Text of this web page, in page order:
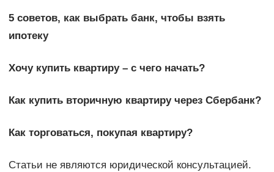
5 советов, как выбрать банк, чтобы взять
ипотеку
Хочу купить квартиру – с чего начать?
Как купить вторичную квартиру через Сбербанк?
Как торговаться, покупая квартиру?
Статьи не являются юридической консультацией.